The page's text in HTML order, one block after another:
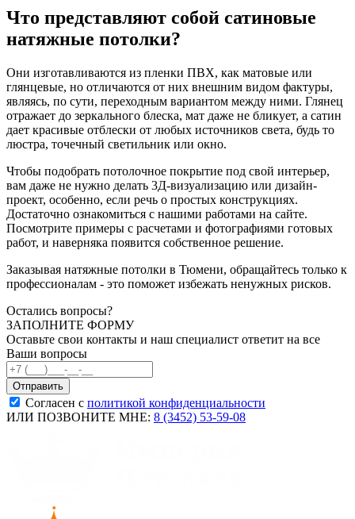
Что представляют собой сатиновые
натяжные потолки?
Они изготавливаются из пленки ПВХ, как матовые или
глянцевые, но отличаются от них внешним видом фактуры,
являясь, по сути, переходным вариантом между ними. Глянец
отражает до зеркального блеска, мат даже не бликует, а сатин
дает красивые отблески от любых источников света, будь то
люстра, точечный светильник или окно.
Чтобы подобрать потолочное покрытие под свой интерьер,
вам даже не нужно делать 3Д-визуализацию или дизайн-
проект, особенно, если речь о простых конструкциях.
Достаточно ознакомиться с нашими работами на сайте.
Посмотрите примеры с расчетами и фотографиями готовых
работ, и наверняка появится собственное решение.
Заказывая натяжные потолки в Тюмени, обращайтесь только к
профессионалам - это поможет избежать ненужных рисков.
Остались вопросы?
ЗАПОЛНИТЕ ФОРМУ
Оставьте свои контакты и наш специалист ответит на все
Ваши вопросы
Согласен с политикой конфиденциальности
ИЛИ ПОЗВОНИТЕ МНЕ: 8 (3452) 53-59-08